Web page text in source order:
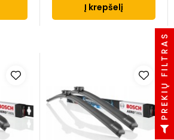
Į krepšelį
PREKIŲ FILTRAS